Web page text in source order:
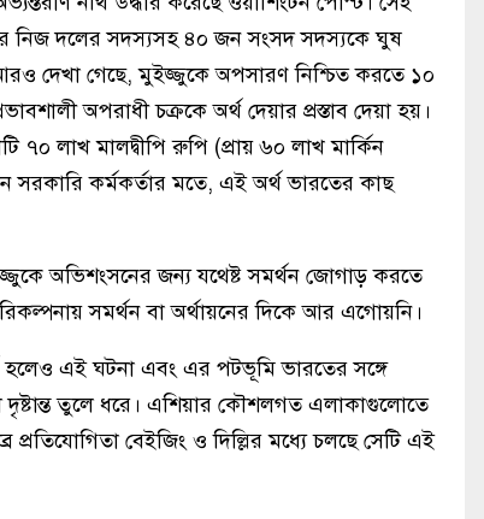
নিজ দলের সদস্যসহ ৪০ জন সংসদ সদস্যকে ঘুষ
আরও দেখা গেছে, মুইজ্জুকে অপসারণ নিশ্চিত করতে ১০
অপরাধী চক্রকে অর্থ দেয়ার প্রস্তাব দেয়া হয়।
লাখ মালদ্বীপি রুপি (প্রায় ৬০ লাখ মার্কিন
সরকারি কর্মকর্তার মতে, এই অর্থ ভারতের কাছ
অভিশংসনের জন্য যথেষ্ট সমর্থন জোগাড় করতে
সমর্থন বা অর্থায়নের দিকে আর এগোয়নি।
হলেও এই ঘটনা এবং এর পটভূমি ভারতের সঙ্গে
দৃষ্টান্ত তুলে ধরে। এশিয়ার কৌশলগত এলাকাগুলোতে
বেইজিং ও দিল্লির মধ্যে চলছে সেটি এই